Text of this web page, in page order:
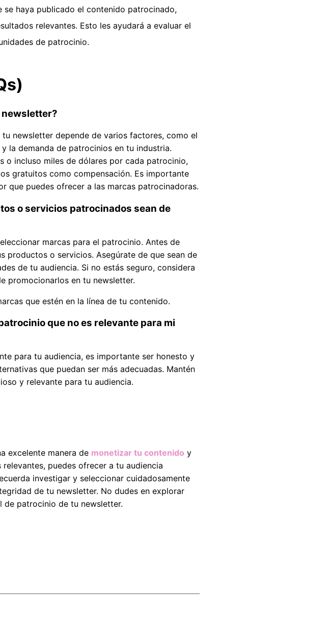
se haya publicado el contenido patrocinado,
relevantes. Esto les ayudará a evaluar el
de patrocinio.
newsletter?
newsletter depende de varios factores, como el
la demanda de patrocinios en tu industria.
o incluso miles de dólares por cada patrocinio,
gratuitos como compensación. Es importante
que puedes ofrecer a las marcas patrocinadoras.
o servicios patrocinados sean de
marcas para el patrocinio. Antes de
productos o servicios. Asegúrate de que sean de
de tu audiencia. Si no estás seguro, considera
promocionarlos en tu newsletter.
que estén en la línea de tu contenido.
que no es relevante para mi
para tu audiencia, es importante ser honesto y
que puedan ser más adecuadas. Mantén
y relevante para tu audiencia.
excelente manera de monetizar tu contenido y
puedes ofrecer a tu audiencia
investigar y seleccionar cuidadosamente
de tu newsletter. No dudes en explorar
patrocinio de tu newsletter.